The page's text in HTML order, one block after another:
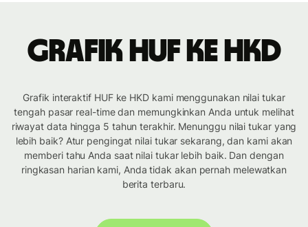
Grafik HUF ke HKD
Grafik interaktif HUF ke HKD kami menggunakan nilai tukar
tengah pasar real-time dan memungkinkan Anda untuk melihat
riwayat data hingga 5 tahun terakhir. Menunggu nilai tukar yang
lebih baik? Atur pengingat nilai tukar sekarang, dan kami akan
memberi tahu Anda saat nilai tukar lebih baik. Dan dengan
ringkasan harian kami, Anda tidak akan pernah melewatkan
berita terbaru.